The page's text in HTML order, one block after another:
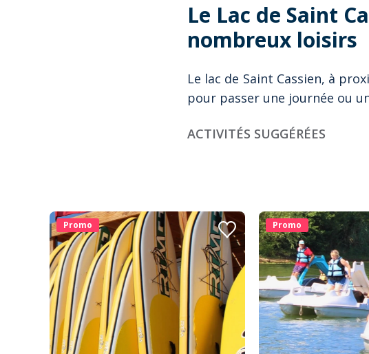
Le Lac de Saint
nombreux loisirs
Le lac de Saint Cassien, à
pour passer une journée ou
ACTIVITÉS SUGGÉRÉES
Promo Promo